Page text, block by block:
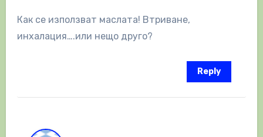
Как се използват маслата! Втриване,
инхалация….или нещо друго?
Reply